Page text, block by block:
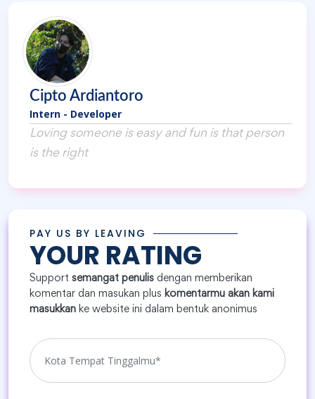
Cipto Ardiantoro
Intern - Developer
Loving someone is easy and fun is that person
is the right
PAY US BY LEAVING
YOUR RATING
Support semangat penulis dengan memberikan
komentar dan masukan plus komentarmu akan kami
masukkan ke website ini dalam bentuk anonimus